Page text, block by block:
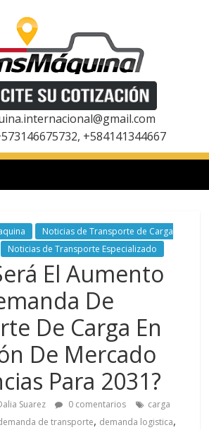
+584141344667
Noticias de Transporte de Carga
Noticias de Transporte Especializado
El Aumento
De
De Carga En
De Mercado
Para 2031?
Suarez 0 comentarios
carga
de transporte, demanda logistica,